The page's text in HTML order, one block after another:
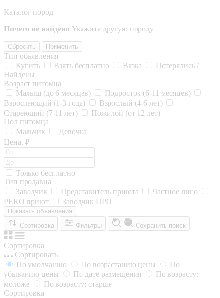
Каталог пород
Ничего не найдено Укажите другую породу
Сбросить Применить
Тип объявления
Купить
Взять бесплатно Вязка
Потерялись /
Найдены
Возраст питомца
Малыш (до 6 месяцев)
Подросток (6-11 месяцев)
Взрослеющий (1-3 года)
Взрослый (4-6 лет)
Стареющий (7-11 лет)
Пожилой (от 12 лет)
Пол питомца
Мальчик
Девочка
Цена, ₽
Только бесплатно
Тип продавца
Заводчик
Представитель приюта
Частное лицо
РЕКО приют
Заводчик ПРО
Показать объявления
Сортировка
Фильтры Сохранить поиск
Сортировка
Сортировать
По умолчанию
По возрастанию цены
По
убыванию цены
По дате размещения
По возрасту:
моложе
По возрасту: старше
Сортировка